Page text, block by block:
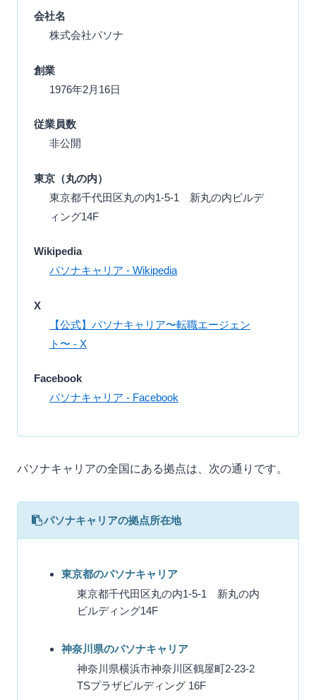
会社名
株式会社パソナ
創業
1976年2月16日
従業員数
非公開
東京（丸の内）
東京都千代田区丸の内1-5-1 新丸の内ビルデ
ィング14F
Wikipedia
パソナキャリア - Wikipedia
X
【公式】パソナキャリア〜転職エージェン
ト〜 - X
Facebook
パソナキャリア - Facebook
パソナキャリアの全国にある拠点は、次の通りです。
パソナキャリアの拠点所在地
東京都のパソナキャリア
東京都千代田区丸の内1-5-1 新丸の内
ビルディング14F
神奈川県のパソナキャリア
神奈川県横浜市神奈川区鶴屋町2-23-2
TSプラザビルディング 16F